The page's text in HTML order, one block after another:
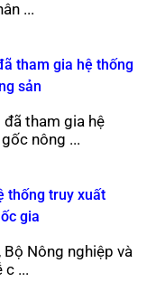
...
tham gia hệ thống
sản
tham gia hệ
nông ...
thống truy xuất
gia
Nông nghiệp và
...